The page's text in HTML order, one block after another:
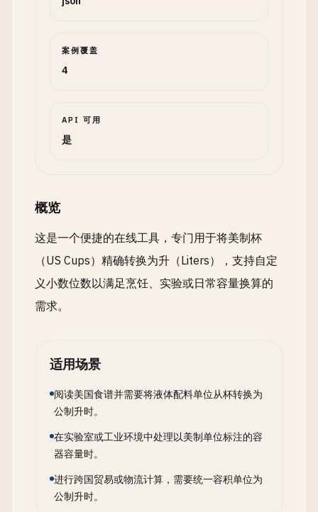
案例覆盖
4
API 可用
是
概览
这是一个便捷的在线工具，专门用于将美制杯
（US Cups）精确转换为升（Liters），支持自定
义小数位数以满足烹饪、实验或日常容量换算的
需求。
适用场景
阅读美国食谱并需要将液体配料单位从杯转换为
公制升时。
在实验室或工业环境中处理以美制单位标注的容
器容量时。
进行跨国贸易或物流计算，需要统一容积单位为
公制升时。